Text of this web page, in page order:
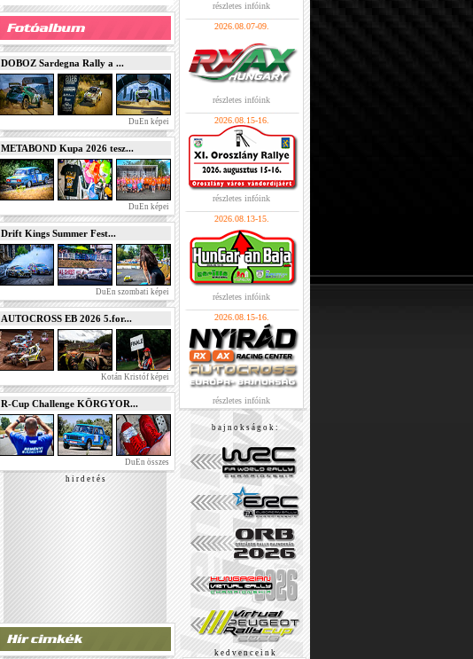
DOBOZ Sardegna Rally a ...
DuEn képei
METABOND Kupa 2026 tesz...
DuEn képei
Drift Kings Summer Fest...
DuEn szombati képei
AUTOCROSS EB 2026 5.for...
Kotán Kristóf képei
R-Cup Challenge KÖRGYOR...
DuEn összes
h i r d e t é s
részletes infóink
2026.08.07-09.
részletes infóink
2026.08.15-16.
részletes infóink
2026.08.13-15.
részletes infóink
2026.08.15-16.
részletes infóink
b a j n o k s á g o k :
k e d v e n c e i n k